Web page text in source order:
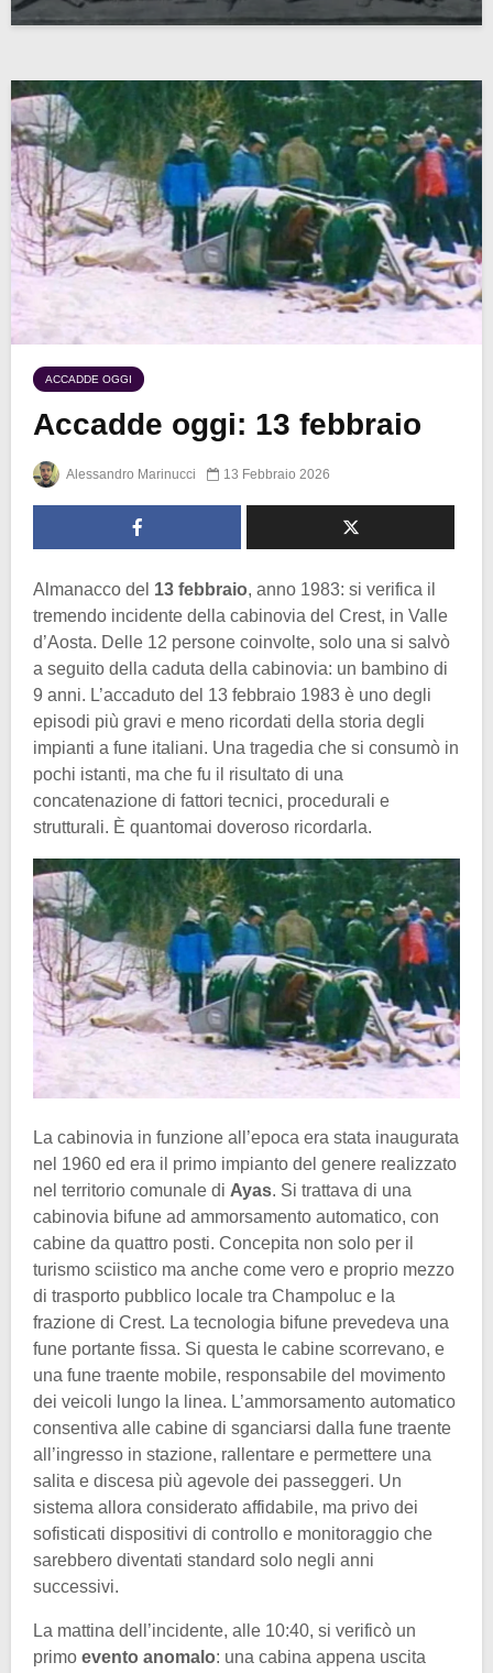
ACCADDE OGGI
Accadde oggi: 13 febbraio
Alessandro Marinucci 13 Febbraio 2026
Almanacco del 13 febbraio, anno 1983: si verifica il
tremendo incidente della cabinovia del Crest, in Valle
d’Aosta. Delle 12 persone coinvolte, solo una si salvò
a seguito della caduta della cabinovia: un bambino di
9 anni. L’accaduto del 13 febbraio 1983 è uno degli
episodi più gravi e meno ricordati della storia degli
impianti a fune italiani. Una tragedia che si consumò in
pochi istanti, ma che fu il risultato di una
concatenazione di fattori tecnici, procedurali e
strutturali. È quantomai doveroso ricordarla.
La cabinovia in funzione all’epoca era stata inaugurata
nel 1960 ed era il primo impianto del genere realizzato
nel territorio comunale di Ayas. Si trattava di una
cabinovia bifune ad ammorsamento automatico, con
cabine da quattro posti. Concepita non solo per il
turismo sciistico ma anche come vero e proprio mezzo
di trasporto pubblico locale tra Champoluc e la
frazione di Crest. La tecnologia bifune prevedeva una
fune portante fissa. Si questa le cabine scorrevano, e
una fune traente mobile, responsabile del movimento
dei veicoli lungo la linea. L’ammorsamento automatico
consentiva alle cabine di sganciarsi dalla fune traente
all’ingresso in stazione, rallentare e permettere una
salita e discesa più agevole dei passeggeri. Un
sistema allora considerato affidabile, ma privo dei
sofisticati dispositivi di controllo e monitoraggio che
sarebbero diventati standard solo negli anni
successivi.
La mattina dell’incidente, alle 10:40, si verificò un
primo evento anomalo: una cabina appena uscita